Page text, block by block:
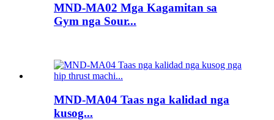
MND-MA02 Mga Kagamitan sa
Gym nga Sour...
MND-MA04 Taas nga kalidad nga
kusog...